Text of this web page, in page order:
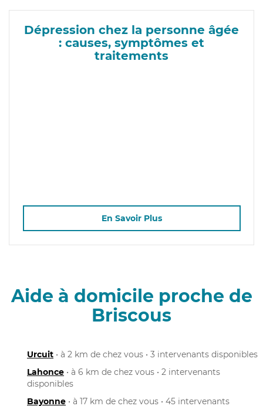
Dépression chez la personne âgée
: causes, symptômes et
traitements
En Savoir Plus
Aide à domicile proche de
Briscous
Urcuit • à 2 km de chez vous • 3 intervenants disponibles
Lahonce • à 6 km de chez vous • 2 intervenants
disponibles
Bayonne • à 17 km de chez vous • 45 intervenants